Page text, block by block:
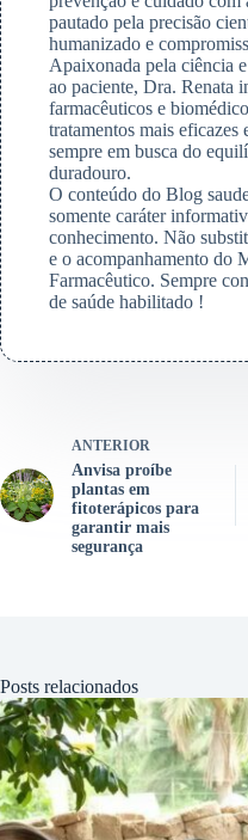
pautado pela precisão
humanizado e
Apaixonada pela ciência
ao paciente, Dra. Renata
farmacêuticos e
tratamentos mais eficazes
sempre em busca do
duradouro.
O conteúdo do Blog
somente caráter
conhecimento. Não
e o acompanhamento do
Farmacêutico. Sempre
de saúde habilitado !
ANTERIOR
Anvisa proíbe
plantas em
fitoterápicos para
garantir mais
segurança
Posts relacionados